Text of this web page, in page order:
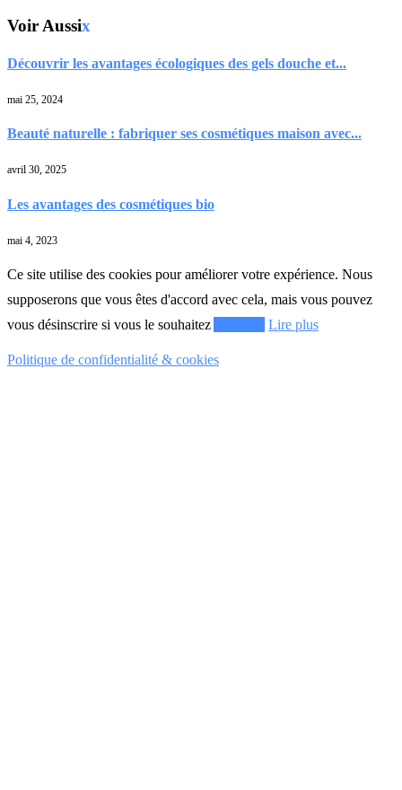
Voir Aussix
Découvrir les avantages écologiques des gels douche et...
mai 25, 2024
Beauté naturelle : fabriquer ses cosmétiques maison avec...
avril 30, 2025
Les avantages des cosmétiques bio
mai 4, 2023
Ce site utilise des cookies pour améliorer votre expérience. Nous
supposerons que vous êtes d'accord avec cela, mais vous pouvez
vous désinscrire si vous le souhaitez
Lire plus
Politique de confidentialité & cookies